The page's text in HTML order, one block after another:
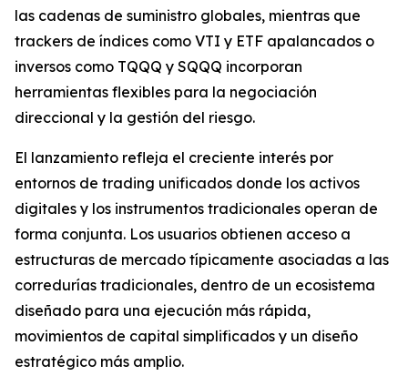
las cadenas de suministro globales, mientras que
trackers de índices como VTI y ETF apalancados o
inversos como TQQQ y SQQQ incorporan
herramientas flexibles para la negociación
direccional y la gestión del riesgo.
El lanzamiento refleja el creciente interés por
entornos de trading unificados donde los activos
digitales y los instrumentos tradicionales operan de
forma conjunta. Los usuarios obtienen acceso a
estructuras de mercado típicamente asociadas a las
corredurías tradicionales, dentro de un ecosistema
diseñado para una ejecución más rápida,
movimientos de capital simplificados y un diseño
estratégico más amplio.